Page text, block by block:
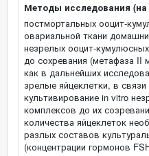
Методы исследования (на
постмортальных ооцит-
овариальной ткани
незрелых ооцит-
до сохревания (метафаза II
как в дальнейших
зрелые яйцеклетки, в
культивирование in vitro
комплексов до их
количества яйцеклеток
разлых составов
(концентрации гормонов